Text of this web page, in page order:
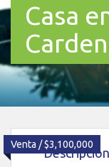
Casa
Venta / $3,100,000